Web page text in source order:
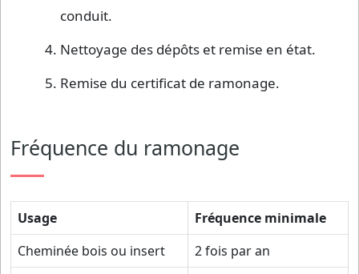
conduit.
Nettoyage des dépôts et remise en état.
Remise du certificat de ramonage.
Fréquence du ramonage
Usage
Fréquence minimale
Cheminée bois ou insert
2 fois par an